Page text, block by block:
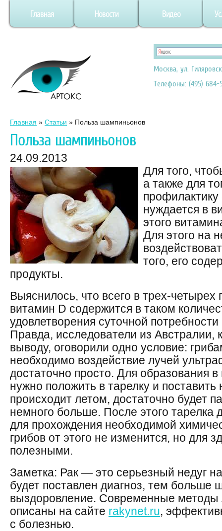
Главная Новости Видео
Москва, ул.
Телефоны: (495) 684-
Главная » Статьи » Польза шампиньонов
Польза шампиньонов
24.09.2013
Для того,
а также для
профилактику
нуждается в
этого
Для этого на
того, его
продукты.
Выяснилось, что всего в трех-
витамин D содержится в таком
удовлетворения суточной потребности
Правда, исследователи из Австралии,
выводу, оговорили одно условие:
необходимо воздействие лучей
достаточно просто. Для образования
нужно положить в тарелку и
происходит летом, достаточно будет
немного больше. После этого тарелка
для прохождения необходимой
грибов от этого не изменится, но для
полезными.
Заметка: Рак — это серьезный недуг
будет поставлен диагноз, тем больше
выздоровление. Современные методы
описаны на сайте rakynet.ru,
с болезнью.